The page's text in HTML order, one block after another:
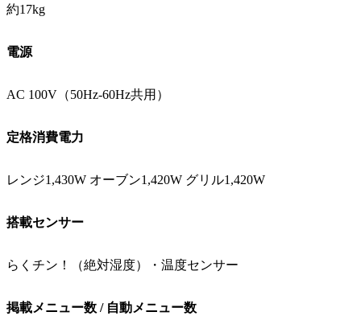
約17kg
電源
AC 100V（50Hz-60Hz共用）
定格消費電力
レンジ1,430W オーブン1,420W グリル1,420W
搭載センサー
らくチン！（絶対湿度）・温度センサー
掲載メニュー数 / 自動メニュー数